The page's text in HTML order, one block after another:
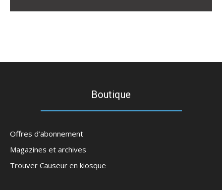
Boutique
Offres d’abonnement
Magazines et archives
Trouver Causeur en kiosque